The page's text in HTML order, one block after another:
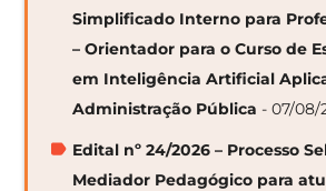
Simplificado Interno para
– Orientador para o Curso de
em Inteligência Artificial
Administração Pública - 07/08/
Edital nº 24/2026 – Processo
Mediador Pedagógico para